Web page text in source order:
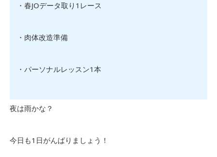
・春JOデータ取り1レース
・肉体改造準備
・パーソナルレッスン1本
夜は雨かな？
今日も1日がんばりましょう！